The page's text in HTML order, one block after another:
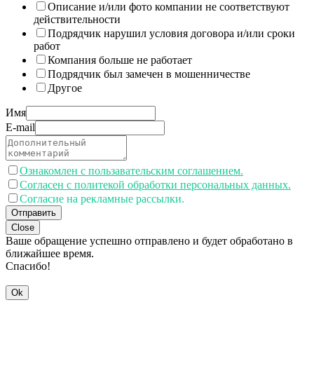
Описание и/или фото компании не соответствуют
действительности
Подрядчик нарушил условия договора и/или сроки
работ
Компания больше не работает
Подрядчик был замечен в мошенничестве
Другое
Имя
E-mail
Ознакомлен с пользавательским соглашением.
Согласен с политекой обработки персональных данных.
Согласие на рекламные рассылки.
Отправить
Close
Ваше обращение успешно отправлено и будет обработано в
ближайшее время.
Спасибо!
Ok